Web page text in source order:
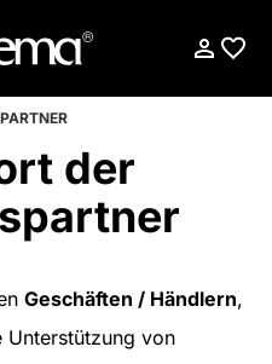
der
Geschäften / Händlern,
Unterstützung von